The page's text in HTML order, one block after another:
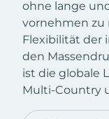
ohne lange
vornehmen zu
Flexibilität der
den
ist die globale
Multi-Country